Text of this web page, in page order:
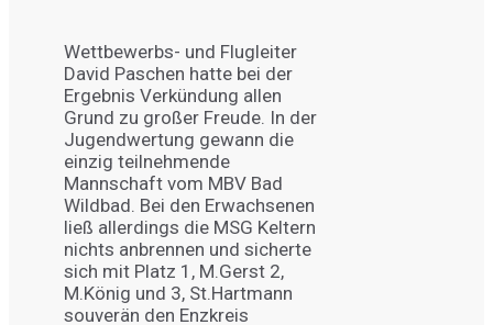
Wettbewerbs- und Flugleiter
David Paschen hatte bei der
Ergebnis Verkündung allen
Grund zu großer Freude. In der
Jugendwertung gewann die
einzig teilnehmende
Mannschaft vom MBV Bad
Wildbad. Bei den Erwachsenen
ließ allerdings die MSG Keltern
nichts anbrennen und sicherte
sich mit Platz 1, M.Gerst 2,
M.König und 3, St.Hartmann
souverän den Enzkreis